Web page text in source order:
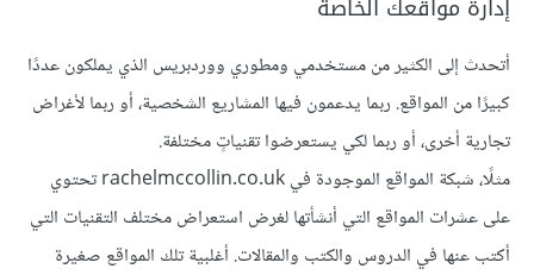
إدارة مواقعك الخاصة
أتحدث إلى الكثير من مستخدمي ومطوري ووردبريس الذي يملكون عددًا
كبيرًا من المواقع. ربما يدعمون فيها المشاريع الشخصية، أو ربما لأغراض
تجارية أخرى، أو ربما لكي يستعرضوا تقنياتٍ مختلفة.
مثلًا، شبكة المواقع الموجودة في rachelmccollin.co.uk تحتوي
على عشرات المواقع التي أنشأتها لغرض استعراض مختلف التقنيات التي
أكتب عنها في الدروس والكتب والمقالات. أغلبية تلك المواقع صغيرة